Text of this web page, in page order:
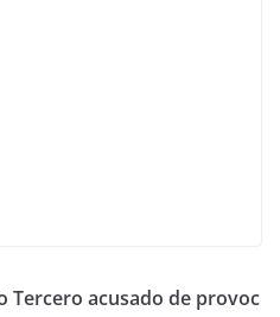
Tercero acusado de provoc